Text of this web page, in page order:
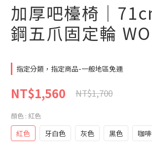
加厚吧檯椅｜
鋼五爪固定輪
指定分類，指定商品-一般地區免運
NT$1,560 NT$1,700
顏色 : 紅色
紅色 牙白色 灰色 黑色 咖